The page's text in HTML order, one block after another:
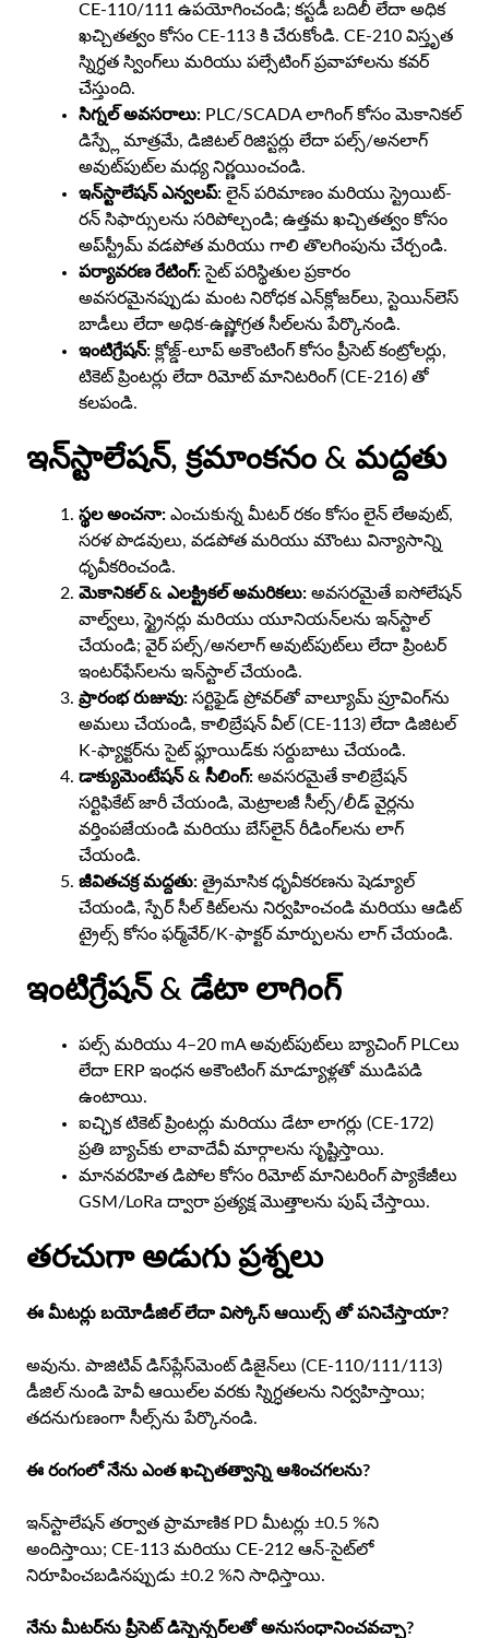
CE-110/111 ఉపయోగించండి; కస్టడీ బదిలీ లేదా అధిక
ఖచ్చితత్వం కోసం CE-113 కి చేరుకోండి. CE-210 విస్తృత
స్నిగ్ధత స్వింగ్‌లు మరియు పల్సేటింగ్ ప్రవాహాలను కవర్
చేస్తుంది.
సిగ్నల్ అవసరాలు: PLC/SCADA లాగింగ్ కోసం మెకానికల్
డిస్ప్లే మాత్రమే, డిజిటల్ రిజిస్టర్లు లేదా పల్స్/అనలాగ్
అవుట్‌పుట్‌ల మధ్య నిర్ణయించండి.
ఇన్‌స్టాలేషన్ ఎన్వలప్: లైన్ పరిమాణం మరియు స్ట్రెయిట్-
రన్ సిఫార్సులను సరిపోల్చండి; ఉత్తమ ఖచ్చితత్వం కోసం
అప్‌స్ట్రీమ్ వడపోత మరియు గాలి తొలగింపును చేర్చండి.
పర్యావరణ రేటింగ్:సైట్ పరిస్థితుల ప్రకారం
అవసరమైనప్పుడు మంట నిరోధక ఎన్‌క్లోజర్‌లు, స్టెయిన్‌లెస్
బాడీలు లేదా అధిక-ఉష్ణోగ్రత సీల్‌లను పేర్కొనండి.
ఇంటిగ్రేషన్: క్లోజ్డ్-లూప్ అకౌంటింగ్ కోసం ప్రీసెట్ కంట్రోలర్లు,
టికెట్ ప్రింటర్లు లేదా రిమోట్ మానిటరింగ్ (CE-216) తో
కలపండి.
ఇన్‌స్టాలేషన్, క్రమాంకనం & మద్దతు
స్థల అంచనా: ఎంచుకున్న మీటర్ రకం కోసం లైన్ లేఅవుట్,
సరళ పొడవులు, వడపోత మరియు మౌంటు విన్యాసాన్ని
ధృవీకరించండి.
మెకానికల్ & ఎలక్ట్రికల్ అమరికలు: అవసరమైతే ఐసోలేషన్
వాల్వ్‌లు, స్ట్రైనర్లు మరియు యూనియన్‌లను ఇన్‌స్టాల్
చేయండి; వైర్ పల్స్/అనలాగ్ అవుట్‌పుట్‌లు లేదా ప్రింటర్
ఇంటర్‌ఫేస్‌లను ఇన్‌స్టాల్ చేయండి.
ప్రారంభ రుజువు: సర్టిఫైడ్ ప్రోవర్‌తో వాల్యూమ్ ప్రూవింగ్‌ను
అమలు చేయండి, కాలిబ్రేషన్ వీల్ (CE-113) లేదా డిజిటల్
K-ఫ్యాక్టర్‌ను సైట్ ఫ్లూయిడ్‌కు సర్దుబాటు చేయండి.
డాక్యుమెంటేషన్ & సీలింగ్: అవసరమైతే కాలిబ్రేషన్
సర్టిఫికేట్ జారీ చేయండి, మెట్రాలజీ సీల్స్/లీడ్ వైర్లను
వర్తింపజేయండి మరియు బేస్‌లైన్ రీడింగ్‌లను లాగ్
చేయండి.
జీవితచక్ర మద్దతు: త్రైమాసిక ధృవీకరణను షెడ్యూల్
చేయండి, స్పేర్ సీల్ కిట్‌లను నిర్వహించండి మరియు ఆడిట్
ట్రైల్స్ కోసం ఫర్మ్‌వేర్/K-ఫాక్టర్ మార్పులను లాగ్ చేయండి.
ఇంటిగ్రేషన్ & డేటా లాగింగ్
పల్స్ మరియు 4–20 mA అవుట్‌పుట్‌లు బ్యాచింగ్ PLCలు
లేదా ERP ఇంధన అకౌంటింగ్ మాడ్యూళ్లతో ముడిపడి
ఉంటాయి.
ఐచ్ఛిక టికెట్ ప్రింటర్లు మరియు డేటా లాగర్లు (CE-172)
ప్రతి బ్యాచ్‌కు లావాదేవీ మార్గాలను సృష్టిస్తాయి.
మానవరహిత డిపోల కోసం రిమోట్ మానిటరింగ్ ప్యాకేజీలు
GSM/LoRa ద్వారా ప్రత్యక్ష మొత్తాలను పుష్ చేస్తాయి.
తరచుగా అడుగు ప్రశ్నలు
ఈ మీటర్లు బయోడీజిల్ లేదా విస్కోస్ ఆయిల్స్ తో పనిచేస్తాయా?
అవును. పాజిటివ్ డిస్‌ప్లేస్‌మెంట్ డిజైన్‌లు (CE-110/111/113)
డీజిల్ నుండి హెవీ ఆయిల్‌ల వరకు స్నిగ్ధతలను నిర్వహిస్తాయి;
తదనుగుణంగా సీల్స్‌ను పేర్కొనండి.
ఈ రంగంలో నేను ఎంత ఖచ్చితత్వాన్ని ఆశించగలను?
ఇన్‌స్టాలేషన్ తర్వాత ప్రామాణిక PD మీటర్లు ±0.5 %ని
అందిస్తాయి; CE-113 మరియు CE-212 ఆన్-సైట్‌లో
నిరూపించబడినప్పుడు ±0.2 %ని సాధిస్తాయి.
నేను మీటర్‌ను ప్రీసెట్ డిస్పెన్సర్‌లతో అనుసంధానించవచ్చా?